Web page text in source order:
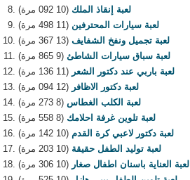
لعبة إنقاذ الملك (10 092 مرة)
لعبة سيارات المحترفين (11 498 مرة)
لعبة تجميل ونفخ الشفايف (13 367 مرة)
لعبة سباق سيارات الشاطئ (9 865 مرة)
لعبة باربي عند دكتور الشعر (11 136 مرة)
لعبة دكتور الاظافر (12 094 مرة)
لعبة الكلب الغطاس (8 273 مرة)
لعبة تلوين غرفة احلامك (8 558 مرة)
لعبة دكتور لاعبي كرة القدم (10 142 مرة)
لعبة توليد الطفل حقيقة (10 203 مرة)
لعبة العناية باسنان اطفال صغار (10 306 مرة)